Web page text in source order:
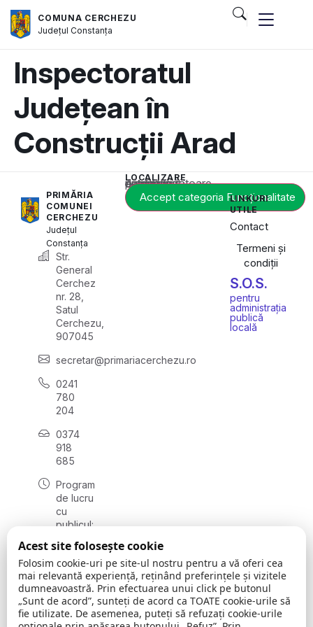
COMUNA CERCHEZU
JudețulConstanța
Inspectoratul
Județean în
Construcții Arad
PRIMĂRIA
COMUNEI
CERCHEZU
Județul
Constanța
Str.
General
Cerchez
nr. 28,
Satul
Cerchezu,
907045
secretar@primariacerchezu.ro
0241
780
204
0374
918
685
Program
de lucru
cu
publicul:
08:00 -
16:30
, vineri:
08:00 -
14:00
LOCALIZARE
Acest conținut este blocat până când acceptați categoria corespunzătoare de cookie-uri.
Accept categoria Funcționalitate
LINKURI
UTILE
Contact
Termeni și
condiții
S.O.S.
pentru
administrația
publică
locală
Acest site folosește cookie
Folosim cookie-uri pe site-ul nostru pentru a vă oferi cea
mai relevantă experiență, reținând preferințele și vizitele
dumneavoastră. Prin efectuarea unui click pe butonul
„Sunt de acord”, sunteți de acord ca TOATE cookie-urile să
fie utilizate. De asemenea, puteți să refuzați cookie-urile